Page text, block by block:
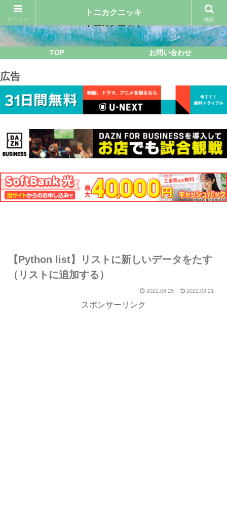
TOP お問い合わせ
広告
【Python list】リストに新しいデータをたす
（リストに追加する）
2022.08.25 2022.09.21
スポンサーリンク
メニュー
トニカクニッキ
検索